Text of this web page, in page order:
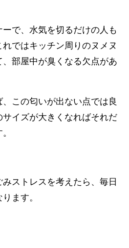
で、水気を切るだけの人も
ではキッチン周りのヌメヌ
、部屋中が臭くなる欠点があ
この匂いが出ない点では良
イズが大きくなればそれだ
ストレスを考えたら、毎日
ます。